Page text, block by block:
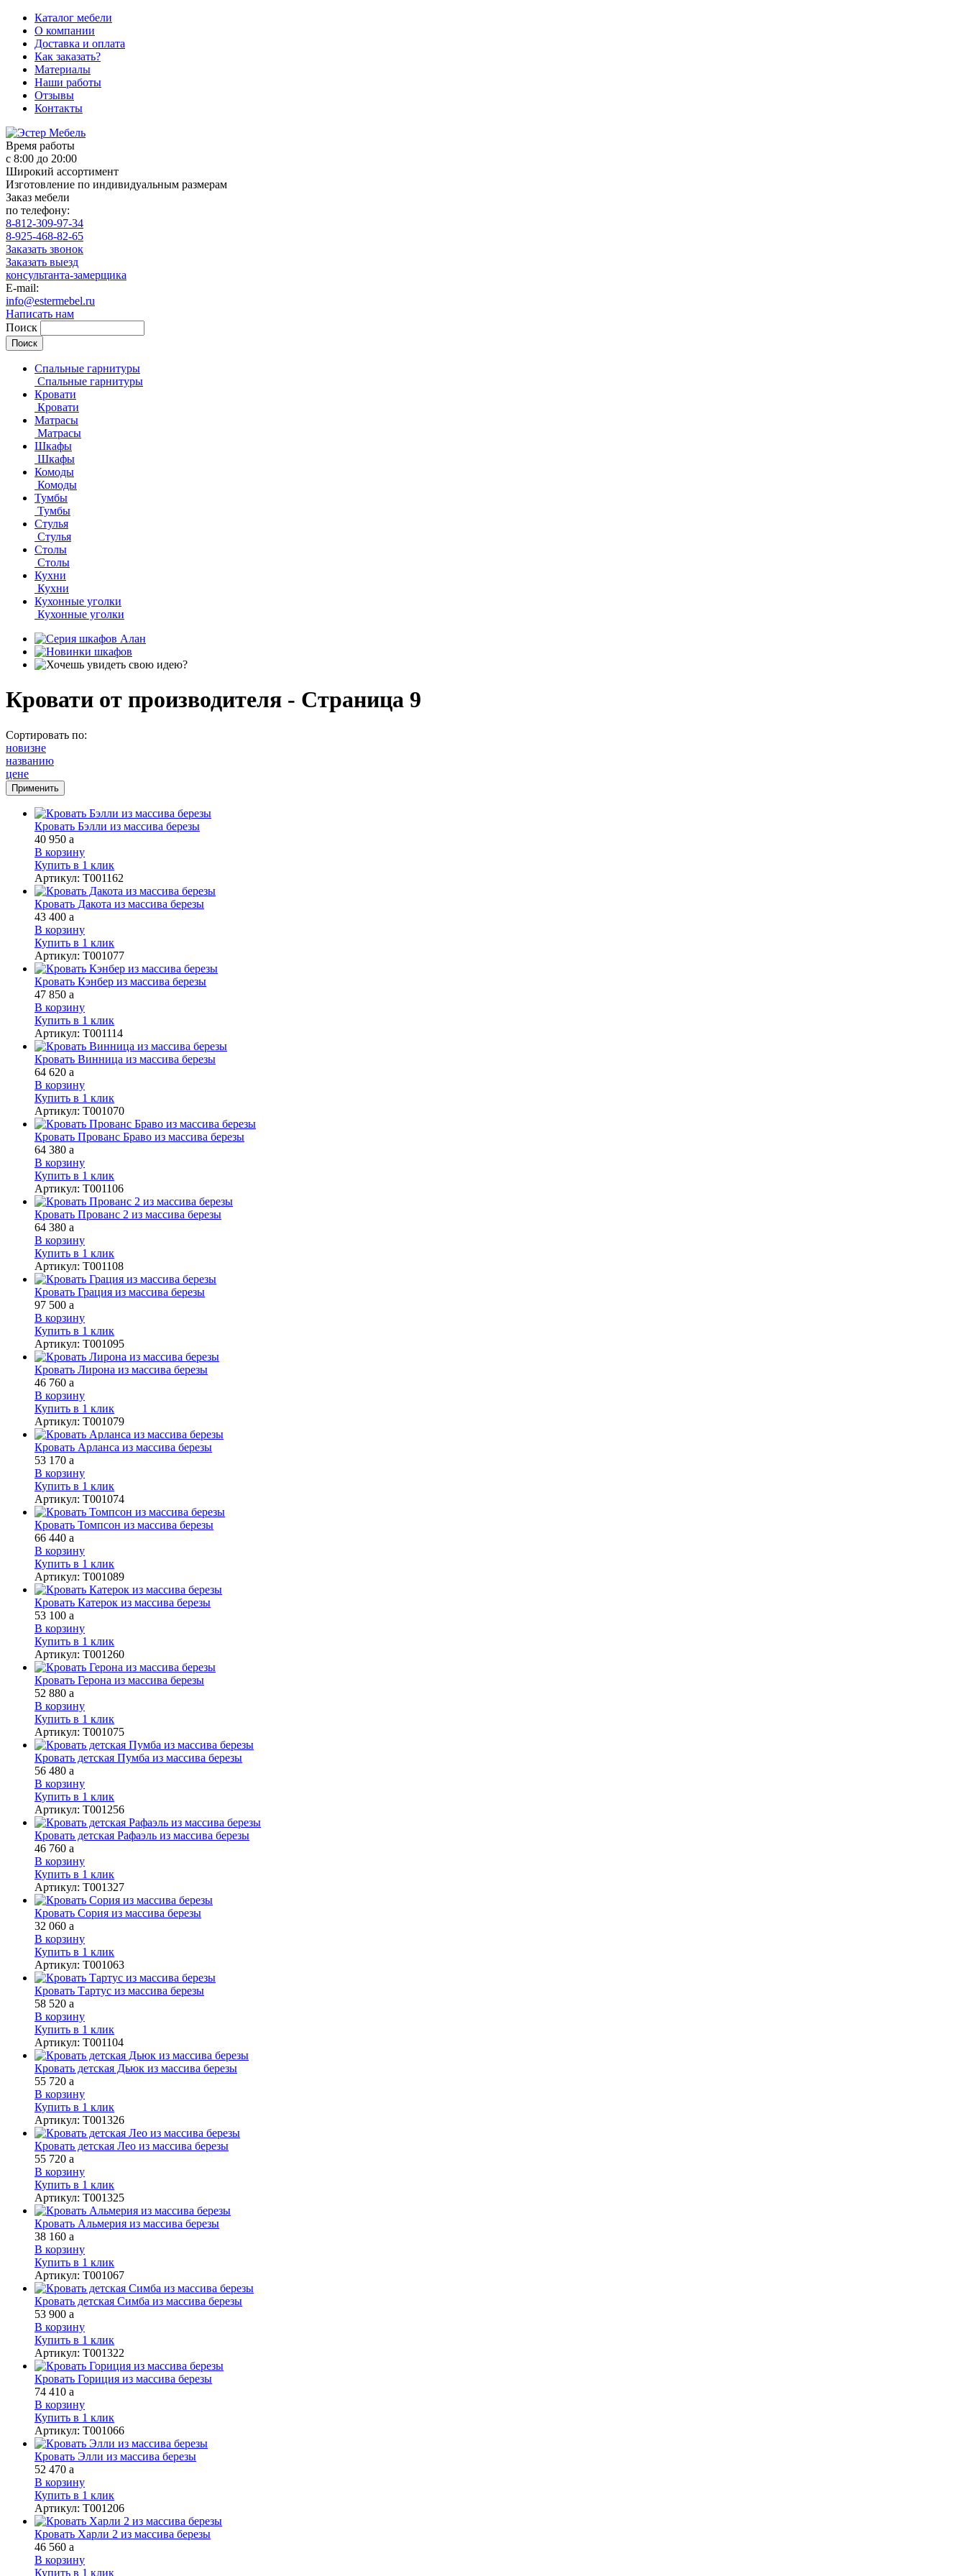
Каталог мебели
О компании
Доставка и оплата
Как заказать?
Материалы
Наши работы
Отзывы
Контакты
Время работы
с 8:00 до 20:00
Широкий ассортимент
Изготовление по индивидуальным размерам
Заказ мебели
по телефону:
8-812-309-97-34
8-925-468-82-65
Заказать звонок
Заказать выезд
консультанта-замерщика
E-mail:
info@estermebel.ru
Написать нам
Поиск
Спальные гарнитуры
Спальные гарнитуры
Кровати
Кровати
Матрасы
Матрасы
Шкафы
Шкафы
Комоды
Комоды
Тумбы
Тумбы
Стулья
Стулья
Столы
Столы
Кухни
Кухни
Кухонные уголки
Кухонные уголки
Кровати от производителя - Страница 9
Сортировать по:
новизне
названию
цене
Кровать Бэлли из массива березы
40 950 a
В корзину
Купить в 1 клик
Артикул: Т001162
Кровать Дакота из массива березы
43 400 a
В корзину
Купить в 1 клик
Артикул: Т001077
Кровать Кэнбер из массива березы
47 850 a
В корзину
Купить в 1 клик
Артикул: Т001114
Кровать Винница из массива березы
64 620 a
В корзину
Купить в 1 клик
Артикул: Т001070
Кровать Прованс Браво из массива березы
64 380 a
В корзину
Купить в 1 клик
Артикул: Т001106
Кровать Прованс 2 из массива березы
64 380 a
В корзину
Купить в 1 клик
Артикул: Т001108
Кровать Грация из массива березы
97 500 a
В корзину
Купить в 1 клик
Артикул: Т001095
Кровать Лирона из массива березы
46 760 a
В корзину
Купить в 1 клик
Артикул: Т001079
Кровать Арланса из массива березы
53 170 a
В корзину
Купить в 1 клик
Артикул: Т001074
Кровать Томпсон из массива березы
66 440 a
В корзину
Купить в 1 клик
Артикул: Т001089
Кровать Катерок из массива березы
53 100 a
В корзину
Купить в 1 клик
Артикул: Т001260
Кровать Герона из массива березы
52 880 a
В корзину
Купить в 1 клик
Артикул: Т001075
Кровать детская Пумба из массива березы
56 480 a
В корзину
Купить в 1 клик
Артикул: Т001256
Кровать детская Рафаэль из массива березы
46 760 a
В корзину
Купить в 1 клик
Артикул: Т001327
Кровать Сория из массива березы
32 060 a
В корзину
Купить в 1 клик
Артикул: Т001063
Кровать Тартус из массива березы
58 520 a
В корзину
Купить в 1 клик
Артикул: Т001104
Кровать детская Дьюк из массива березы
55 720 a
В корзину
Купить в 1 клик
Артикул: Т001326
Кровать детская Лео из массива березы
55 720 a
В корзину
Купить в 1 клик
Артикул: Т001325
Кровать Альмерия из массива березы
38 160 a
В корзину
Купить в 1 клик
Артикул: Т001067
Кровать детская Симба из массива березы
53 900 a
В корзину
Купить в 1 клик
Артикул: Т001322
Кровать Гориция из массива березы
74 410 a
В корзину
Купить в 1 клик
Артикул: Т001066
Кровать Элли из массива березы
52 470 a
В корзину
Купить в 1 клик
Артикул: Т001206
Кровать Харли 2 из массива березы
46 560 a
В корзину
Купить в 1 клик